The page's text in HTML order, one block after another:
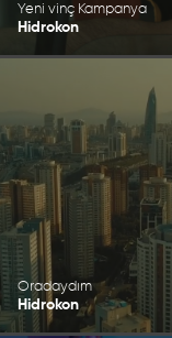
Yeni vinç Kampanya
Hidrokon
Oradaydım
Hidrokon